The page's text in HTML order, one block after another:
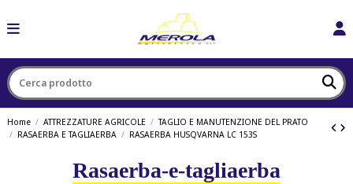
Home ATTREZZATURE AGRICOLE
TAGLIO E MANUTENZIONE DEL PRATO
RASAERBA E TAGLIAERBA
RASAERBA HUSQVARNA LC 153S
Rasaerba-e-tagliaerba